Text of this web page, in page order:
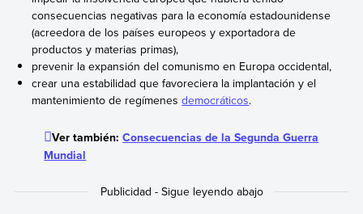
consecuencias negativas para la economía estadounidense
(acreedora de los países europeos y exportadora de
productos y materias primas),
prevenir la expansión del comunismo en Europa occidental,
crear una estabilidad que favoreciera la implantación y el
mantenimiento de regímenesdemocráticos.
Ver también:Consecuencias de la Segunda Guerra
Mundial